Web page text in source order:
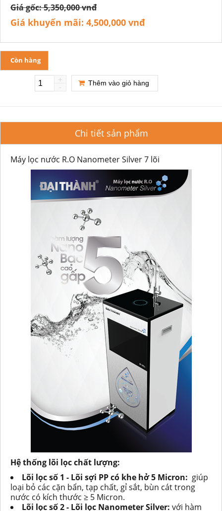
Giá gốc:5,350,000 vnđ
Giá khuyến mãi: 4,500,000 vnđ
Còn hàng
-
+ Thêm vào giỏ hàng
Chi tiết sản phẩm
Máy lọc nước R.O Nanometer Silver 7 lõi
Hệ thống lõi lọc chất lượng:
Lõi lọc số 1 - Lõi sợi PP có khe hở 5 Micron: giúp
loại bỏ các cặn bẩn, tạp chất, gỉ sắt, bùn cát trong
nước có kích thước ≥ 5 Micron.
Lõi lọc số 2 - Lõi lọc Nanometer Silver: với hàm